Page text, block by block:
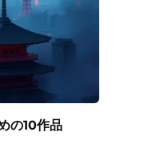
の10作品